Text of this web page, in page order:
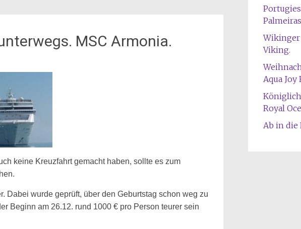
MSC Armonia.
keine Kreuzfahrt gemacht haben, sollte es zum
Dabei wurde geprüft, über den Geburtstag schon weg zu
Beginn am 26.12. rund 1000 € pro Person teurer sein
Wikinger
Viking.
Aqua Joy
Königlich
Royal
Ab in die